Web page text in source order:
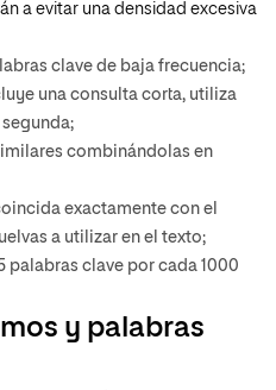
a evitar una densidad excesiva
clave de baja frecuencia;
una consulta corta, utiliza
combinándolas en
exactamente con el
a utilizar en el texto;
palabras clave por cada 1000
y palabras